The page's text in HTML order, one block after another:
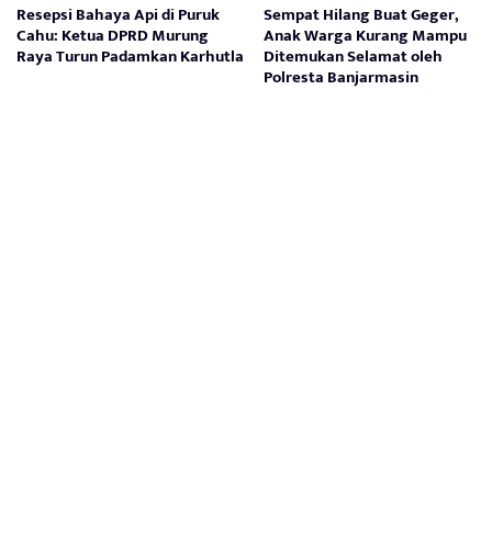
Resepsi Bahaya Api di Puruk
Cahu: Ketua DPRD Murung
Raya Turun Padamkan Karhutla
Sempat Hilang Buat Geger,
Anak Warga Kurang Mampu
Ditemukan Selamat oleh
Polresta Banjarmasin